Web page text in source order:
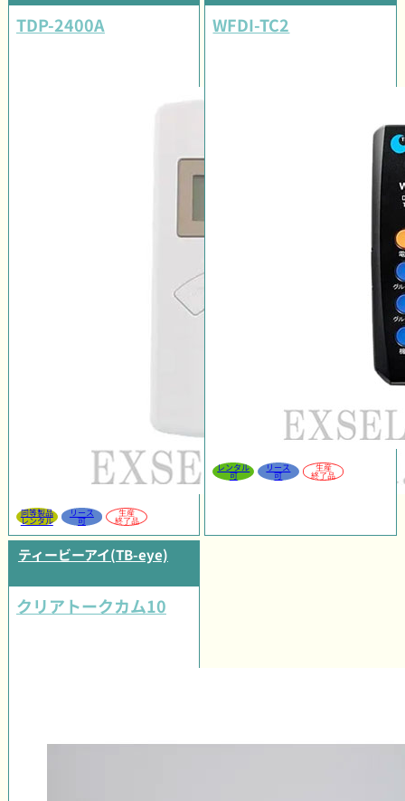
TDP-2400A
同等製品
レンタル
リース
可
生産
終了品
WFDI-TC2
レンタル
可
リース
可
生産
終了品
ティービーアイ(TB-eye)
クリアトークカム10